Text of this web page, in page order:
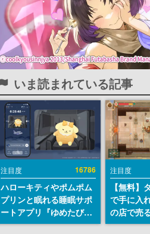
いま読まれている記事
注目度 16786
ハローキティやポムポム
プリンと眠れる睡眠サポ
ートアプリ『ゆめたび』
が配信中。キャラごとの
注目度
【無料】
で手に入
の店で売
『